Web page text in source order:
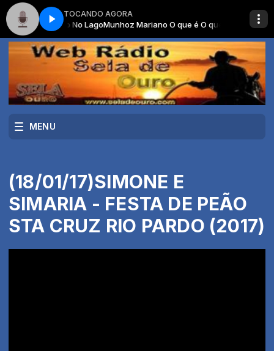
TOCANDO AGORA
O que é Ep No LagoMunhoz Mariano O que é O que é Ep No Lago
MENU
(18/01/17)SIMONE E
SIMARIA - FESTA DE PEÃO
STA CRUZ RIO PARDO (2017)